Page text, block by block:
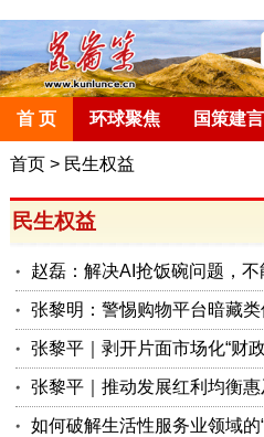
首 页 环球聚焦 国策建言
首页> 民生权益
民生权益
赵磊：解决AI抢饭碗问题，不
张黎明：警惕购物平台暗藏类
张黎平｜剥开片面市场化“财
张黎平｜推动发展红利均衡
如何破解生活性服务业领域的